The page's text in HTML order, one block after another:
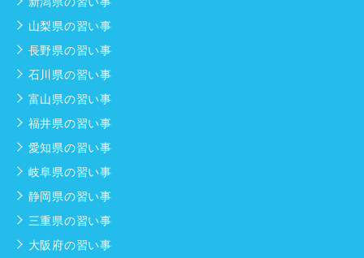
山梨県の習い事
長野県の習い事
石川県の習い事
富山県の習い事
福井県の習い事
愛知県の習い事
岐阜県の習い事
静岡県の習い事
三重県の習い事
大阪府の習い事